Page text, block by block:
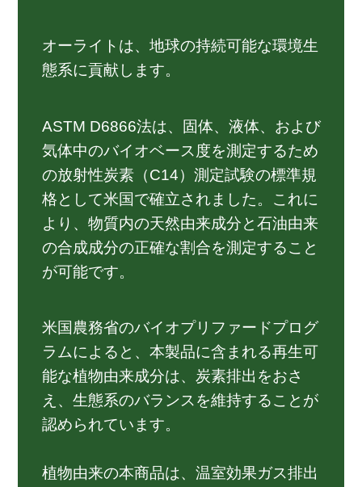
オーライトは、地球の持続可能な環境生
態系に貢献します。
ASTM D6866法は、固体、液体、および
気体中のバイオベース度を測定するため
の放射性炭素（C14）測定試験の標準規
格として米国で確立されました。これに
より、物質内の天然由来成分と石油由来
の合成成分の正確な割合を測定すること
が可能です。
米国農務省のバイオプリファードプログ
ラムによると、本製品に含まれる再生可
能な植物由来成分は、炭素排出をおさ
え、生態系のバランスを維持することが
認められています。
植物由来の本商品は、温室効果ガス排出